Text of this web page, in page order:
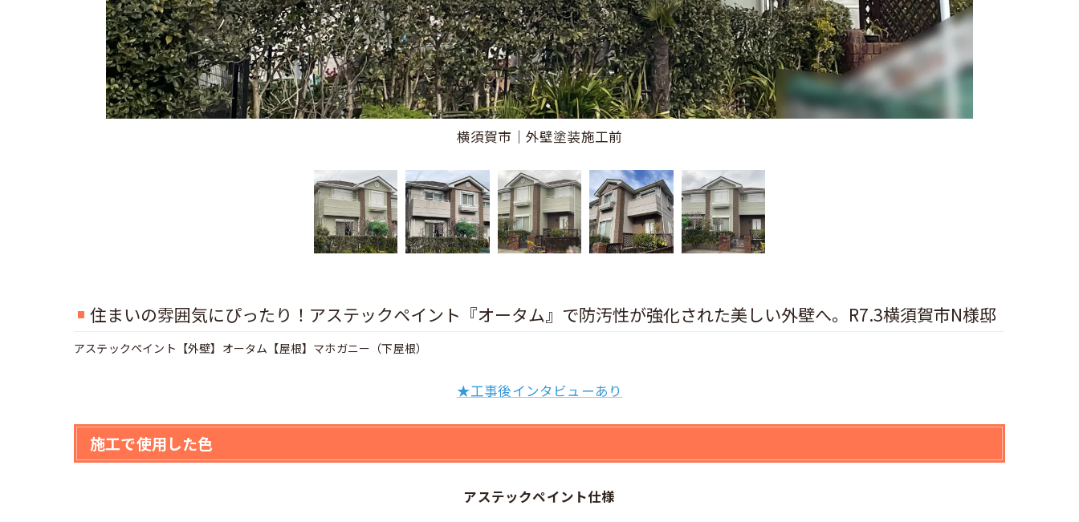
横須賀市｜外壁塗装施工後
住まいの雰囲気にぴったり！アステックペイント『オータム』で防汚性が強化された美しい外壁へ。R7.3横須賀市N様邸
アステックペイント【外壁】オータム【屋根】マホガニー（下屋根）
★工事後インタビューあり
施工で使用した色
アステックペイント仕様